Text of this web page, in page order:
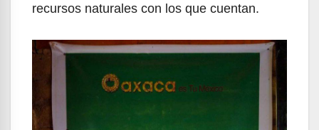
recursos naturales con los que cuentan.